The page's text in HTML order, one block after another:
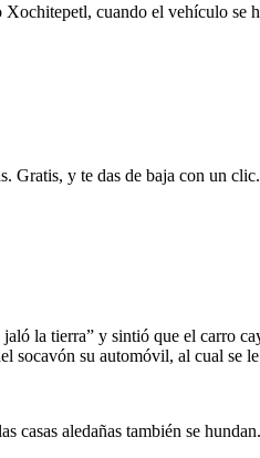
cuando el vehículo se
Gratis, y te das de baja con un clic.
la tierra” y sintió que el carro
socavón su automóvil, al cual se
casas aledañas también se